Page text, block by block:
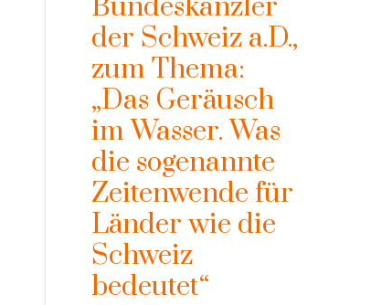
Bundeskanzler
der Schweiz a.D.,
zum Thema:
„Das Geräusch
im Wasser. Was
die sogenannte
Zeitenwende für
Länder wie die
Schweiz
bedeutet“